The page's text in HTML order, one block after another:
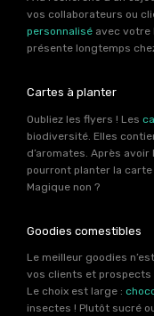
vos collaborateurs ou
personnalisé avec votre
présente longtemps
Cartes à planter
Oubliez les flyers ! Les
biodiversité. Elles
d’aromates. Après
pourront planter la carte
Magique non ?
Goodies comestibles
Le meilleur goodies
vos clients et prospects
Le choix est large :
insectes ! Plutôt sucré